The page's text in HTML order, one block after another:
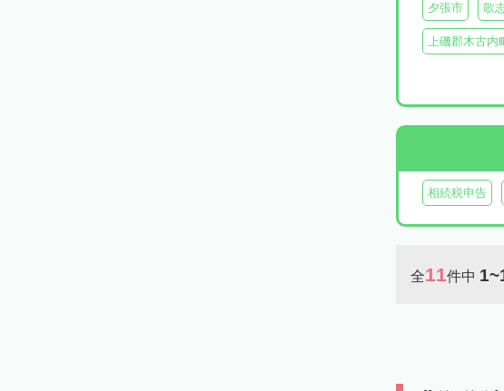
夕張市 歌
上磯郡木古内
島牧郡島牧村
岩内郡共和町
余市郡仁木町
樺戸郡月形町
相続税申告
全11件中